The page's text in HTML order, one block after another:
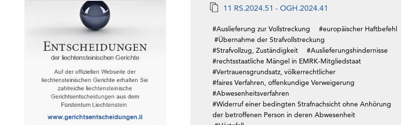
11 RS.2024.51 - OGH.2024.41
#Auslieferung zur Vollstreckung
#europäischer Haftbefehl
#Übernahme der Strafvollstreckung
#Strafvollzug, Zuständigkeit
#Auslieferungshindernisse
#rechtsstaatliche Mängel in EMRK-Mitgliedstaat
#Vertrauensgrundsatz, völkerrechtlicher
#faires Verfahren, offenkundige Verweigerung
#Abwesenheitsverfahren
#Widerruf einer bedingten Strafnachsicht ohne Anhörung
der betroffenen Person in deren Abwesenheit